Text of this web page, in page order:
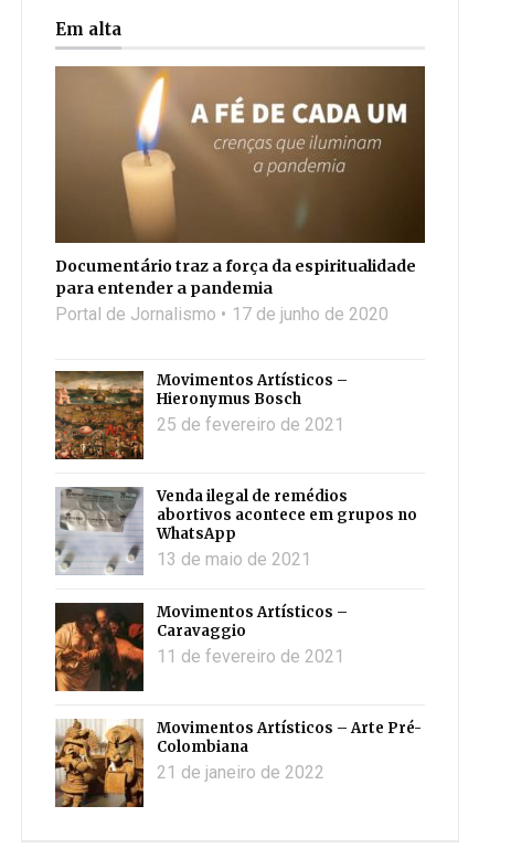
Em alta
Documentário traz a força da espiritualidade
para entender a pandemia
Portal de Jornalismo 17 de junho de 2020
Movimentos Artísticos –
Hieronymus Bosch
25 de fevereiro de 2021
Venda ilegal de remédios
abortivos acontece em grupos no
WhatsApp
13 de maio de 2021
Movimentos Artísticos –
Caravaggio
11 de fevereiro de 2021
Movimentos Artísticos – Arte Pré-
Colombiana
21 de janeiro de 2022